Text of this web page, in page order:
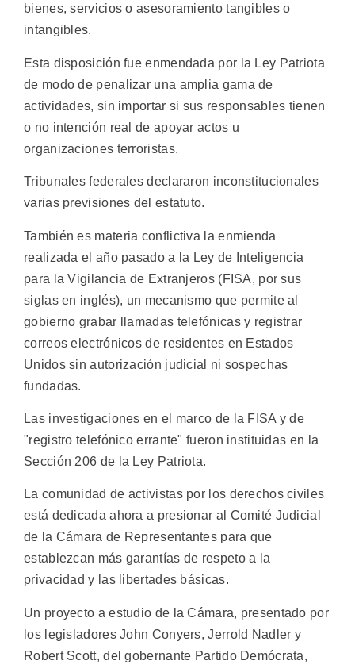
bienes, servicios o asesoramiento tangibles o
intangibles.
Esta disposición fue enmendada por la Ley Patriota
de modo de penalizar una amplia gama de
actividades, sin importar si sus responsables tienen
o no intención real de apoyar actos u
organizaciones terroristas.
Tribunales federales declararon inconstitucionales
varias previsiones del estatuto.
También es materia conflictiva la enmienda
realizada el año pasado a la Ley de Inteligencia
para la Vigilancia de Extranjeros (FISA, por sus
siglas en inglés), un mecanismo que permite al
gobierno grabar llamadas telefónicas y registrar
correos electrónicos de residentes en Estados
Unidos sin autorización judicial ni sospechas
fundadas.
Las investigaciones en el marco de la FISA y de
"registro telefónico errante" fueron instituidas en la
Sección 206 de la Ley Patriota.
La comunidad de activistas por los derechos civiles
está dedicada ahora a presionar al Comité Judicial
de la Cámara de Representantes para que
establezcan más garantías de respeto a la
privacidad y las libertades básicas.
Un proyecto a estudio de la Cámara, presentado por
los legisladores John Conyers, Jerrold Nadler y
Robert Scott, del gobernante Partido Demócrata,